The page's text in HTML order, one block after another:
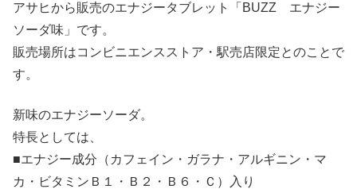
アサヒから販売のエナジータブレット「BUZZ エナジー
ソーダ味」です。
販売場所はコンビニエンスストア・駅売店限定とのことで
す。
新味のエナジーソーダ。
特長としては、
■エナジー成分（カフェイン・ガラナ・アルギニン・マ
カ・ビタミンＢ１・Ｂ２・Ｂ６・Ｃ）入り